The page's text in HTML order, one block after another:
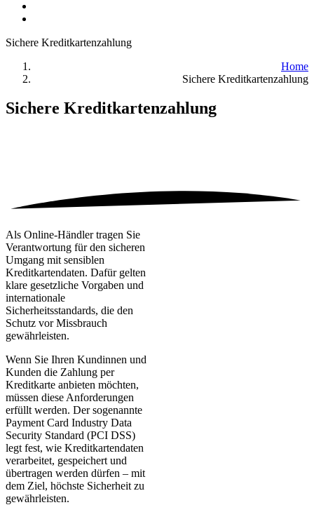
Sichere Kreditkartenzahlung
Home
Sichere Kreditkartenzahlung
Sichere Kreditkartenzahlung
Als Online-Händler tragen Sie
Verantwortung für den sicheren
Umgang mit sensiblen
Kreditkartendaten. Dafür gelten
klare gesetzliche Vorgaben und
internationale
Sicherheitsstandards, die den
Schutz vor Missbrauch
gewährleisten.
Wenn Sie Ihren Kundinnen und
Kunden die Zahlung per
Kreditkarte anbieten möchten,
müssen diese Anforderungen
erfüllt werden. Der sogenannte
Payment Card Industry Data
Security Standard (PCI DSS)
legt fest, wie Kreditkartendaten
verarbeitet, gespeichert und
übertragen werden dürfen – mit
dem Ziel, höchste Sicherheit zu
gewährleisten.